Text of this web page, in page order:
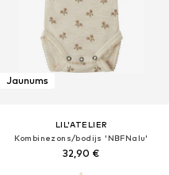
Jaunums
LIL'ATELIER
Kombinezons/bodijs 'NBFNalu'
32,90 €